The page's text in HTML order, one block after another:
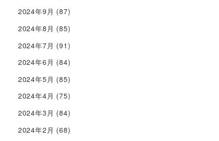
2024年9月 (87)
2024年8月 (85)
2024年7月 (91)
2024年6月 (84)
2024年5月 (85)
2024年4月 (75)
2024年3月 (84)
2024年2月 (68)